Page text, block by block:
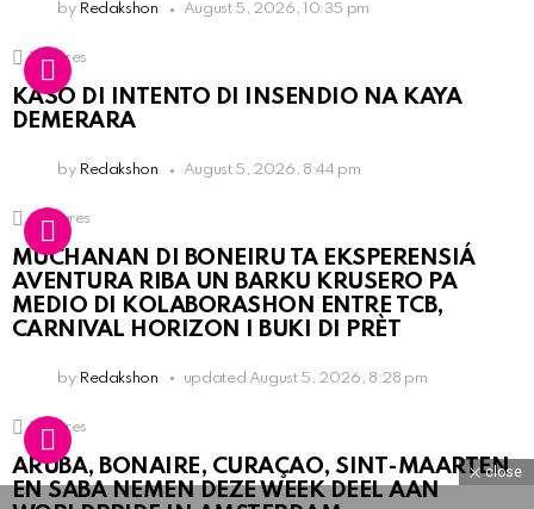
by Redakshon August 5, 2026, 10:35 pm
1 Shares
KASO DI INTENTO DI INSENDIO NA KAYA
DEMERARA
by Redakshon August 5, 2026, 8:44 pm
3 Shares
MUCHANAN DI BONEIRU TA EKSPERENSIÁ
AVENTURA RIBA UN BARKU KRUSERO PA
MEDIO DI KOLABORASHON ENTRE TCB,
CARNIVAL HORIZON I BUKI DI PRÈT
by Redakshon updated August 5, 2026, 8:28 pm
1 Shares
ARUBA, BONAIRE, CURAÇAO, SINT-MAARTEN
EN SABA NEMEN DEZE WEEK DEEL AAN
close